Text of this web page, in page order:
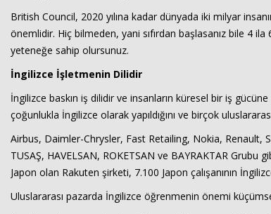
British Council, 2020 yılına kadar dünyada iki milyar
önemlidir. Hiç bilmeden, yani sıfırdan başlasanız bile 4
yeteneğe sahip olursunuz.
İngilizce İşletmenin Dilidir
İngilizce baskın iş dilidir ve insanların küresel bir iş
çoğunlukla İngilizce olarak yapıldığını ve birçok
Airbus, Daimler-Chrysler, Fast Retailing, Nokia, Renault,
TUSAŞ, HAVELSAN, ROKETSAN ve BAYRAKTAR Grubu
Japon olan Rakuten şirketi, 7.100 Japon çalışanının
Uluslararası pazarda İngilizce öğrenmenin önemi